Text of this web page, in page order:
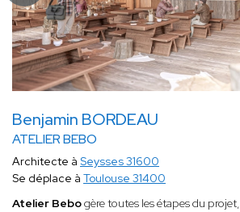
Benjamin BORDEAU
ATELIER BEBO
Architecte à Seysses 31600
Se déplace à Toulouse 31400
Atelier Bebogère toutes les étapes du projet,